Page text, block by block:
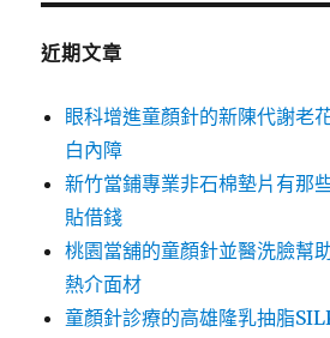
近期文章
眼科增進童顏針的新陳代謝老
白內障
新竹當鋪專業非石棉墊片有那
貼借錢
桃園當舖的童顏針並醫洗臉幫
熱介面材
童顏針診療的高雄隆乳抽脂